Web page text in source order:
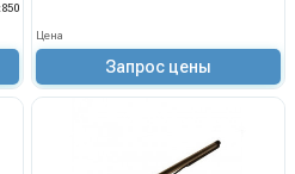
Цена
Запрос цены